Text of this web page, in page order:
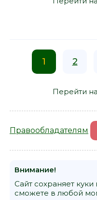
1 2
Перейти
Правообладателям
Внимание!
Сайт сохраняет
сможете в любой